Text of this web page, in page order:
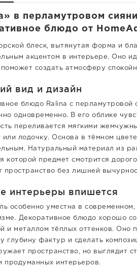
в перламутровом
блюдо от
блеск, вытянутая форма и
акцентом в интерьере. Оно
создать атмосферу
вид и дизайн
блюдо Ralina с перламутровой
одновременно. В его облике
переливается мягкими
или лодочку. Основа в тёмном
Натуральный материал из
которой предмет смотрится
пространство без лишней
интерьеры впишется
особенно уместна в
Декоративное блюдо хорошо
и металлом тёплых оттенков. Оно
глубину фактур и сделать
пространство, но выглядит
продуманных интерьеров.